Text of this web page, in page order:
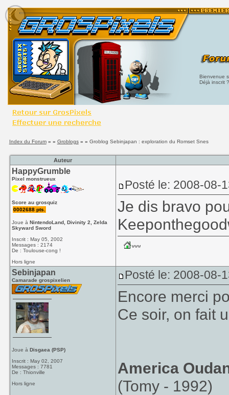
Bienvenue
Déjà inscrit
Index du Forum» » Groblogs» » Groblog Sebinjapan : exploration du Romset Snes
Auteur
HappyGrumble
Pixel monstrueux
Score au grosquiz
0002688 pts.
Joue àNintendoLand, Divinity 2, Zelda
Skyward Sword
Inscrit : May 05, 2002
Messages : 2174
De : Toulouse-cong !
Hors ligne
Posté le: 2008-08-
Je dis bravo
Sebinjapan
Camarade grospixelien
Joue àDisgaea (PSP)
Inscrit : May 02, 2007
Messages : 7781
De : Thionville
Hors ligne
Posté le: 2008-08-
Encore merci
Ce soir, on fait
America
(Tomy - 1992)